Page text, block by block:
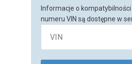
Informacje o kompatybilności
numeru VIN są dostępne w